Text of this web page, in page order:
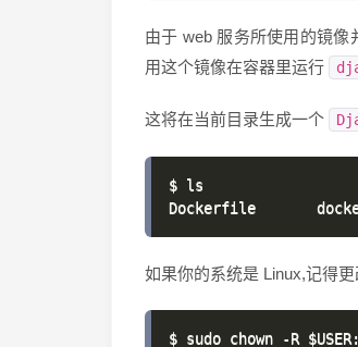
由于 web 服务所使用的镜像
用这个镜像在容器里运行
这将在当前目录生成一个
$ ls
如果你的系统是 Linux,记得更